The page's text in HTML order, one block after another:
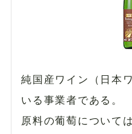
純国産ワイン（日本
いる事業者である。
原料の葡萄について